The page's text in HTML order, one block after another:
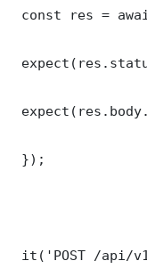
const res =
});
it('POST /api/